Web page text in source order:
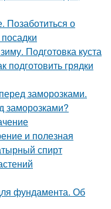
Позаботиться о
Подготовка куста
подготовить грядки
заморозками.
заморозками?
и полезная
спирт
фундамента. Об